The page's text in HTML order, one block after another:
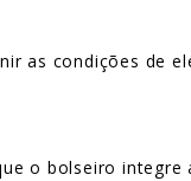
as condições de
o bolseiro